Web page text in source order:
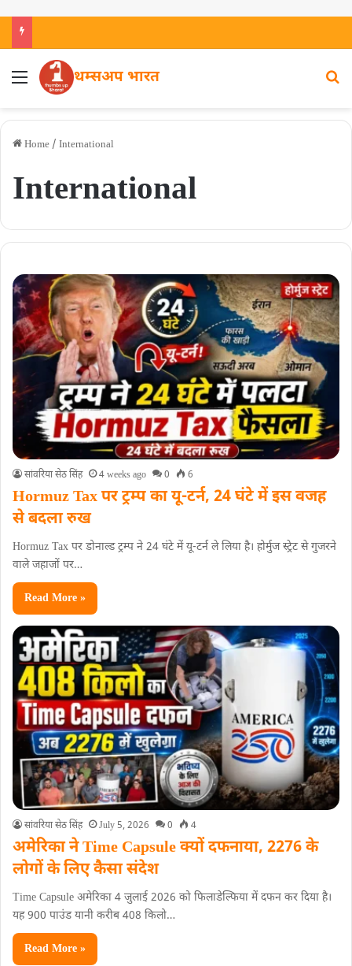
थम्सअप भारत
Home / International
International
सांवरिया सेठ सिंह 4 weeks ago 0 6
Hormuz Tax पर ट्रम्प का यू-टर्न, 24 घंटे में इस वजह
से बदला रुख
Hormuz Tax पर डोनाल्ड ट्रम्प ने 24 घंटे में यू-टर्न ले लिया है। होर्मुज स्ट्रेट से गुजरने
वाले जहाजों पर…
Read More »
सांवरिया सेठ सिंह July 5, 2026 0 4
अमेरिका ने Time Capsule क्यों दफनाया, 2276 के
लोगों के लिए कैसा संदेश
Time Capsule अमेरिका 4 जुलाई 2026 को फिलाडेल्फिया में दफन कर द‍िया है।
यह 900 पाउंड यानी करीब 408 किलो…
Read More »